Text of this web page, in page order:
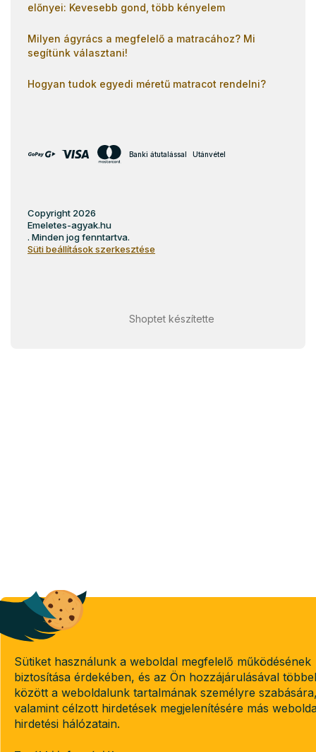
Sütiket használunk a weboldal megfelelő működésének
biztosítása érdekében, és az Ön hozzájárulásával
között a weboldalunk tartalmának személyre
valamint célzott hirdetések megjelenítésére más
hirdetési hálózatain.
előnyei: Kevesebb gond, több kényelem
Milyen ágyrács a megfelelő a matracához? Mi
segítünk választani!
Hogyan tudok egyedi méretű matracot rendelni?
Banki átutalással Utánvétel
Shoptet készítette
Copyright 2026
Emeletes-agyak.hu
. Minden jog fenntartva.
Süti beállítások szerkesztése